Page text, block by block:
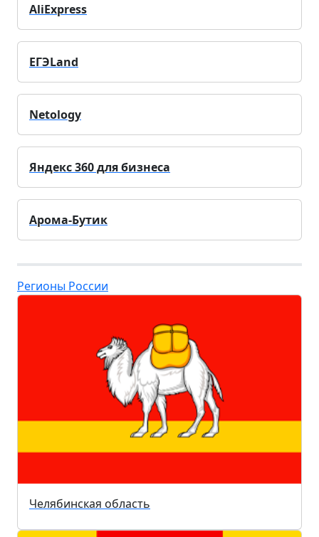
AliExpress
ЕГЭLand
Netology
Яндекс 360 для бизнеса
Арома-Бутик
Регионы России
Челябинская область